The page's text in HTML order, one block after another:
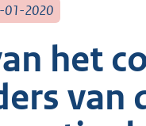
01-2020
het
van